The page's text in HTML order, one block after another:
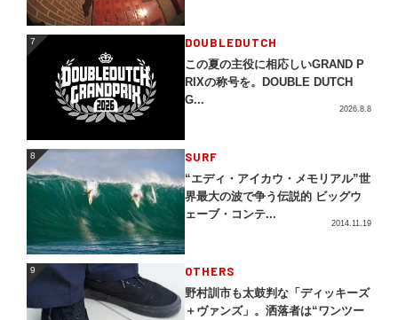
7 DOUBLEDUTCH
この夏の主役に相応しいGRAND P
RIXの称号を。DOUBLE DUTCH
G...
2026.8.8
8 SURF
“エディ・アイカウ・メモリアル”世
界最大の波で争う伝説的 ビッグウ
ェーブ・コンテ...
2014.11.19
9 OTHERS
野村訓市も太鼓判な「ディッキーズ
＋ヴァンズ」。洒落者は“ワンツー